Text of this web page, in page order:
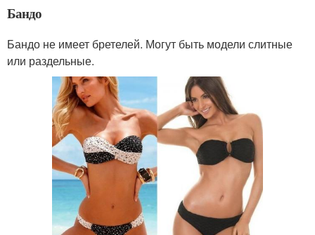
Бандо
Бандо не имеет бретелей. Могут быть модели слитные
или раздельные.